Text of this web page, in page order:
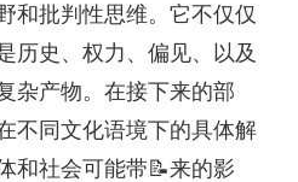
和批判性思维。它不仅仅
历史、权力、偏见、以及
杂产物。在接下来的部
不同文化语境下的具体解
和社会可能带📝来的影